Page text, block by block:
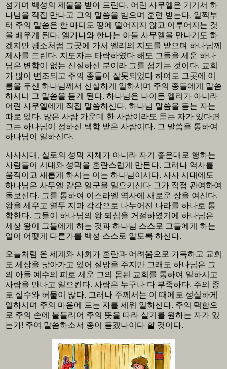
섬기며 백성의 제물을 받아 드린다. 어린 사무엘은 거기서 하
나님을 직접 만나고 그의 말씀을 받으며 훈련 받는다. 일찍부
터 주의 말씀은 한 마디도 땅에 떨어지지 않고 이루어지는 것
을 배우게 된다. 엘가나와 한나는 아들 사무엘을 만나기도 하
겠지만 평소처럼 그곳에 가서 엘리의 지도를 받으며 하나님께
제사를 드린다. 지도자는 타락하였다 해도 그들을 세운 하나
님은 변함이 없는 신실하신 분이라 그를 섬기는 것이다. 교회
가 많이 변조되고 주의 종들이 잘못되었다 하여도 그곳에 이
름을 두신 하나님께서 신실하게 일하시며 주의 종들에게 말씀
하시니 그 말씀을 듣게 된다. 하나님은 나이든 엘리가 아니라
어린 사무엘에게 직접 말씀하신다. 하나님 말씀을 듣는 자는
따로 있다. 많은 사람 가운데 한 사람이라도 듣는 자가 있다면
그는 하나님이 정하신 택함 받은 사람이다. 그 말씀을 통하여
하나님이 일하신다.
사사시대, 실로의 성막 자체가 아니라 자기 좋은대로 행하는
사람들이 시대와 성막을 혼란스럽게 만든다. 그러나 역사를
움직이고 새롭게 하시는 이는 하나님이시다. 사사 시대에도
하나님은 사무엘 같은 일군을 일으키신다 그가 직접 관여하여
돌보신다. 그를 통하여 이스라엘 역사에 새로운 장을 여신다.
왕을 세우고 열두 지파 각각으로 나누어진 나라를 하나로 통
합한다. 그들이 하나님의 왕 되심을 거절하였기에 하나님은
세상 왕이 그들에게 하는 것과 하나님 스스로 그들에게 하는
일이 어떻게 다른가를 백성 스스로 알도록 하신다.
오늘처럼 온 세계와 사회가 혼란과 어려움으로 가득하고 교회
도 세상을 닮아가고 있어 실망을 주지만 그래도 하나님은 그
의 아들 예수의 피로 세운 그의 몸된 교회를 통하여 일하시고
사람을 만나고 일으킨다. 사람은 누구나 다 부족하다. 주의 종
도 실수와 허물이 많다. 그러나 주께서는 이 때에도 성실하게
일하시며 주의 마음에 드는 자를 세워 일하신다. 주의 택함으
로 주의 손에 붙들리어 주의 뜻을 따라 살기를 원하는 자가 있
는가! 주여 말씀하소서 종이 듣겠나이다 할 것이다.